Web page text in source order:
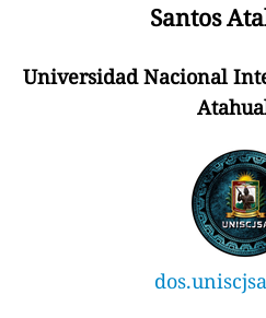
Santos
Universidad Nacional